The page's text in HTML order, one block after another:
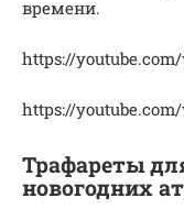
времени.
https://
https://
Трафареты
новогодних